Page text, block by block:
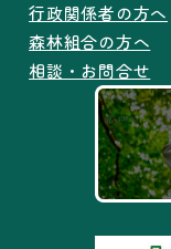
行政関係者の方へ
森林組合の方へ
相談・お問合せ